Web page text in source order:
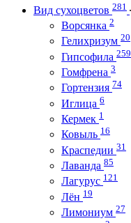
Вид сухоцветов 281
Ворсянка 2
Гелихризум 20
Гипсофила 259
Гомфрена 3
Гортензия 74
Иглица 6
Кермек 1
Ковыль 16
Краспедии 31
Лаванда 85
Лагурус 121
Лён 19
Лимониум 27